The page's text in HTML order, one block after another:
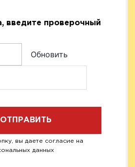
введите проверочный
Обновить
ОТПРАВИТЬ
вы даете согласие на
данных